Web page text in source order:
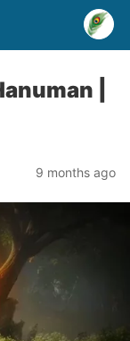
|
9 months ago